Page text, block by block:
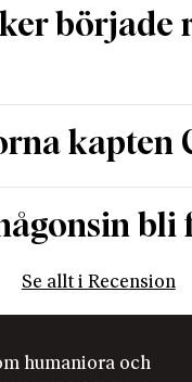
började
kapten
bli
Se allt i Recension
humaniora och